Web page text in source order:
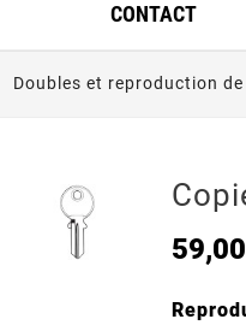
CONTACT
Doubles et reproduction